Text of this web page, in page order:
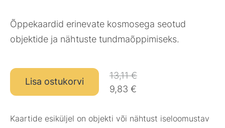
Õppekaardid erinevate kosmosega seotud
objektide ja nähtuste tundmaõppimiseks.
Lisa ostukorvi
13,11 €
9,83 €
Kaartide esiküljel on objekti või nähtust iseloomustav